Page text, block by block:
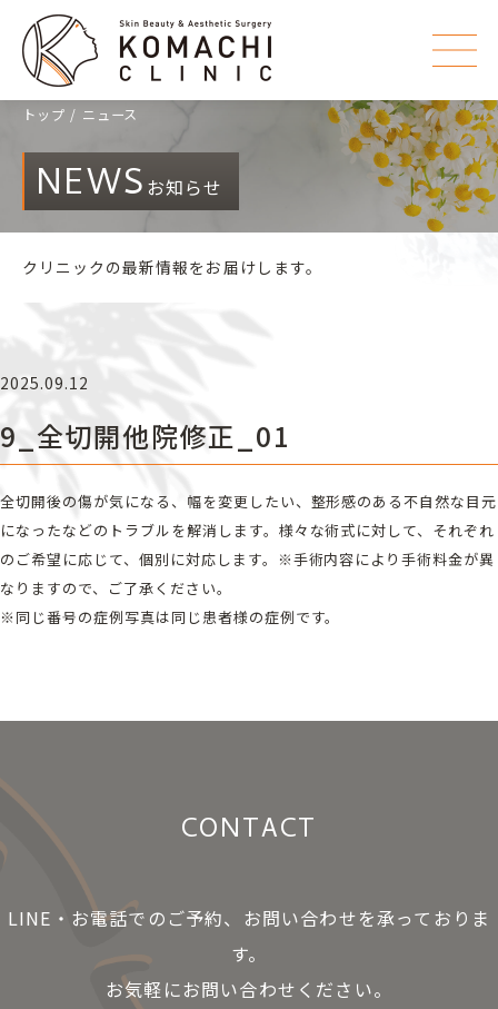
トップ ニュース
NEWS お知らせ
クリニックの最新情報をお届けします。
2025.09.12
9_全切開他院修正_01
全切開後の傷が気になる、幅を変更したい、整形感のある不自然な目元
になったなどのトラブルを解消します。様々な術式に対して、それぞれ
のご希望に応じて、個別に対応します。※手術内容により手術料金が異
なりますので、ご了承ください。
※同じ番号の症例写真は同じ患者様の症例です。
CONTACT
LINE・お電話でのご予約、お問い合わせを承っておりま
す。
お気軽にお問い合わせください。